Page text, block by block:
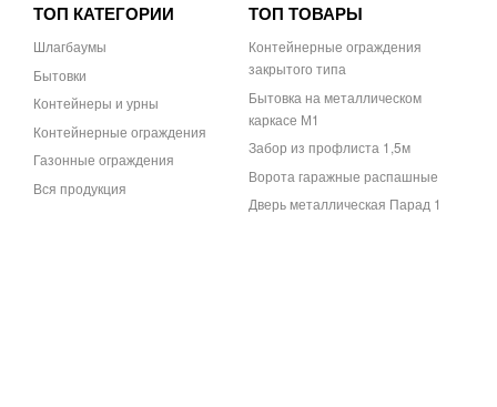
ТОП КАТЕГОРИИ
Шлагбаумы
Бытовки
Контейнеры и урны
Контейнерные ограждения
Газонные ограждения
Вся продукция
ТОП ТОВАРЫ
Контейнерные ограждения
закрытого типа
Бытовка на металлическом
каркасе М1
Забор из профлиста 1,5м
Ворота гаражные распашные
Дверь металлическая Парад 1